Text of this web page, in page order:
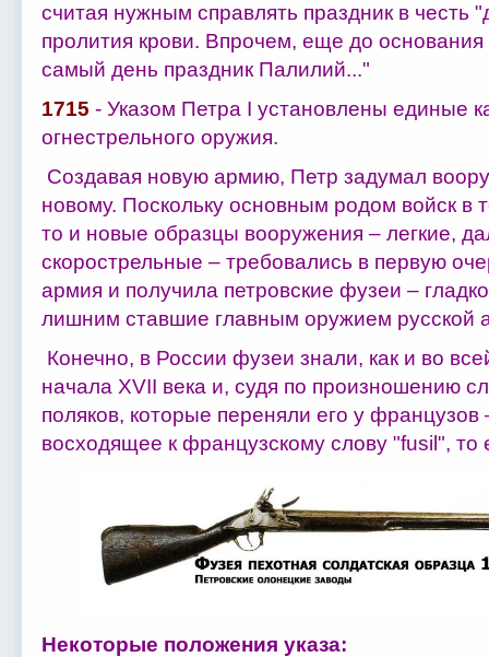
считая нужным справлять праздник в честь
пролития крови. Впрочем, еще до
самый день праздник Палилий..."
1715 - Указом Петра I установлены единые
огнестрельного оружия.
Создавая новую армию, Петр задумал
новому. Поскольку основным родом войск в
то и новые образцы вооружения – легкие,
скорострельные – требовались в первую
армия и получила петровские фузеи –
лишним ставшие главным оружием русской
Конечно, в России фузеи знали, как и во
начала XVII века и, судя по произношению
поляков, которые переняли его у французов
восходящее к французскому слову "fusil", то
Некоторые положения указа: